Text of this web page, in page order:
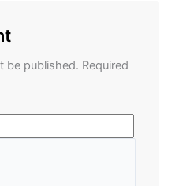
be published. Required